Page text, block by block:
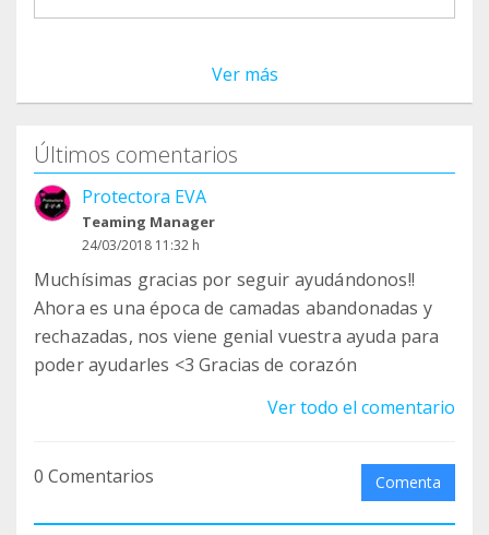
Ver más
Últimos comentarios
Protectora EVA
Teaming Manager
24/03/2018 11:32 h
Muchísimas gracias por seguir ayudándonos!!
Ahora es una época de camadas abandonadas y
rechazadas, nos viene genial vuestra ayuda para
poder ayudarles <3 Gracias de corazón
Ver todo el comentario
0 Comentarios Comenta